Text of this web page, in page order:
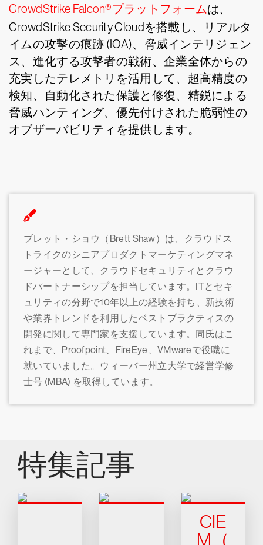
CrowdStrike Falcon®プラットフォームは、
CrowdStrike Security Cloudを搭載し、リアルタ
イムの攻撃の痕跡 (IOA)、脅威インテリジェン
ス、進化する攻撃者の戦術、企業全体からの
充実したテレメトリを活用して、超高精度の
検知、自動化された保護と修復、精鋭による
脅威ハンティング、優先付けされた脆弱性の
オブザーバビリティを提供します。
ブレット・ショウ（Brett Shaw）は、クラウドス
トライクのシニアプロダクトマーケティングマネ
ージャーとして、クラウドセキュリティとクラウ
ドパートナーシップを担当しています。ITとセキ
ュリティの分野で10年以上の経験を持ち、新技術
や業界トレンドを利用したベストプラクティスの
開発に関して専門家を支援しています。同氏はこ
れまで、Proofpoint、FireEye、VMwareで役職に
就いていました。ウィーバー州立大学で経営学修
士号 (MBA) を取得しています。
特集記事
CIE
M（